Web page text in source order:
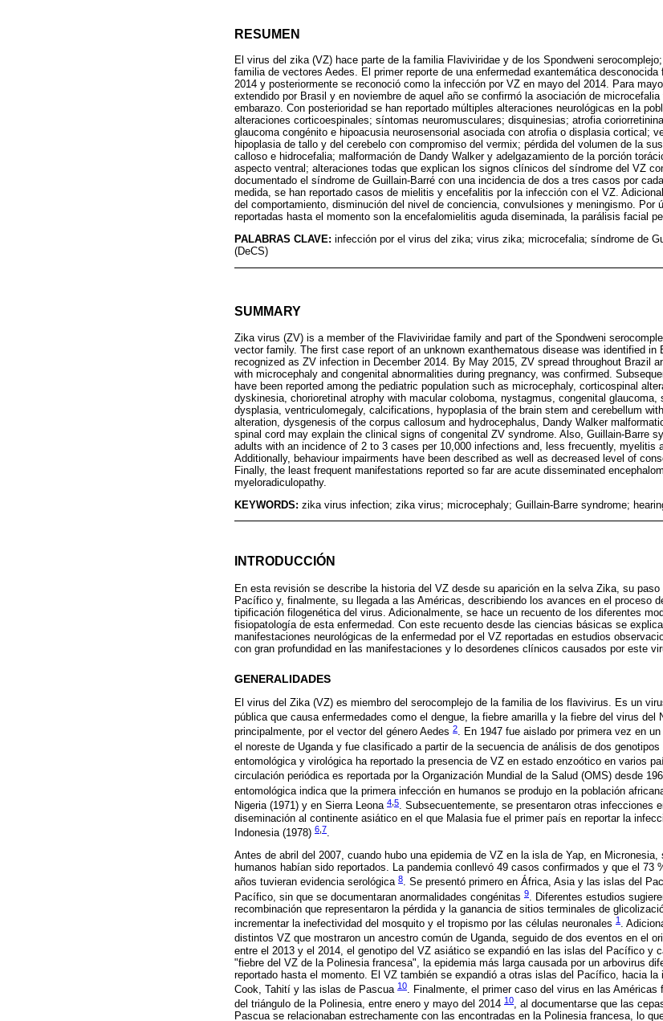
RESUMEN
El virus del zika (VZ) hace parte de la familia Flaviviridae y de los Spondweni
familia de vectores Aedes. El primer reporte de una enfermedad exantemática
2014 y posteriormente se reconoció como la infección por VZ en mayo del 2014. Para
extendido por Brasil y en noviembre de aquel año se confirmó la asociación de
embarazo. Con posterioridad se han reportado múltiples alteraciones neurológicas en la
alteraciones corticoespinales; síntomas neuromusculares; disquinesias; atrofia
glaucoma congénito e hipoacusia neurosensorial asociada con atrofia o displasia cortical;
hipoplasia de tallo y del cerebelo con compromiso del vermix; pérdida del volumen de la
calloso e hidrocefalia; malformación de Dandy Walker y adelgazamiento de la porción
aspecto ventral; alteraciones todas que explican los signos clínicos del síndrome del VZ
documentado el síndrome de Guillain-Barré con una incidencia de dos a tres casos por
medida, se han reportado casos de mielitis y encefalitis por la infección con el VZ.
del comportamiento, disminución del nivel de conciencia, convulsiones y meningismo. Por
reportadas hasta el momento son la encefalomielitis aguda diseminada, la parálisis facial
PALABRAS CLAVE: infección por el virus del zika; virus zika; microcefalia; síndrome de
(DeCS)
SUMMARY
Zika virus (ZV) is a member of the Flaviviridae family and part of the Spondweni
vector family. The first case report of an unknown exanthematous disease was identified in
recognized as ZV infection in December 2014. By May 2015, ZV spread throughout Brazil
with microcephaly and congenital abnormalities during pregnancy, was confirmed.
have been reported among the pediatric population such as microcephaly, corticospinal
dyskinesia, chorioretinal atrophy with macular coloboma, nystagmus, congenital glaucoma,
dysplasia, ventriculomegaly, calcifications, hypoplasia of the brain stem and cerebellum
alteration, dysgenesis of the corpus callosum and hydrocephalus, Dandy Walker
spinal cord may explain the clinical signs of congenital ZV syndrome. Also, Guillain-Barre
adults with an incidence of 2 to 3 cases per 10,000 infections and, less frecuently, myelitis
Additionally, behaviour impairments have been described as well as decreased level of
Finally, the least frequent manifestations reported so far are acute disseminated
myeloradiculopathy.
KEYWORDS: zika virus infection; zika virus; microcephaly; Guillain-Barre syndrome;
INTRODUCCIÓN
En esta revisión se describe la historia del VZ desde su aparición en la selva Zika, su
Pacífico y, finalmente, su llegada a las Américas, describiendo los avances en el proceso
tipificación filogenética del virus. Adicionalmente, se hace un recuento de los diferentes
fisiopatología de esta enfermedad. Con este recuento desde las ciencias básicas se
manifestaciones neurológicas de la enfermedad por el VZ reportadas en estudios
con gran profundidad en las manifestaciones y lo desordenes clínicos causados por este
GENERALIDADES
El virus del Zika (VZ) es miembro del serocomplejo de la familia de los flavivirus. Es un
pública que causa enfermedades como el dengue, la fiebre amarilla y la fiebre del virus del
principalmente, por el vector del género Aedes 2. En 1947 fue aislado por primera vez en
el noreste de Uganda y fue clasificado a partir de la secuencia de análisis de dos
entomológica y virológica ha reportado la presencia de VZ en estado enzoótico en varios
circulación periódica es reportada por la Organización Mundial de la Salud (OMS) desde
entomológica indica que la primera infección en humanos se produjo en la población
Nigeria (1971) y en Sierra Leona 4 5. Subsecuentemente, se presentaron otras infecciones
diseminación al continente asiático en el que Malasia fue el primer país en reportar la
Indonesia (1978) 6 7
Antes de abril del 2007, cuando hubo una epidemia de VZ en la isla de Yap, en
humanos habían sido reportados. La pandemia conllevó 49 casos confirmados y que el 73
años tuvieran evidencia serológica 8. Se presentó primero en África, Asia y las islas del
Pacífico, sin que se documentaran anormalidades congénitas 9
. Diferentes estudios
recombinación que representaron la pérdida y la ganancia de sitios terminales de
incrementar la inefectividad del mosquito y el tropismo por las células neuronales 1 .
distintos VZ que mostraron un ancestro común de Uganda, seguido de dos eventos en el
entre el 2013 y el 2014, el genotipo del VZ asiático se expandió en las islas del Pacífico y
"fiebre del VZ de la Polinesia francesa", la epidemia más larga causada por un arbovirus
reportado hasta el momento. El VZ también se expandió a otras islas del Pacífico, hacia la
Cook, Tahití y las islas de Pascua 10. Finalmente, el primer caso del virus en las Américas
del triángulo de la Polinesia, entre enero y mayo del 2014 10, al documentarse que las
Pascua se relacionaban estrechamente con las encontradas en la Polinesia francesa, lo